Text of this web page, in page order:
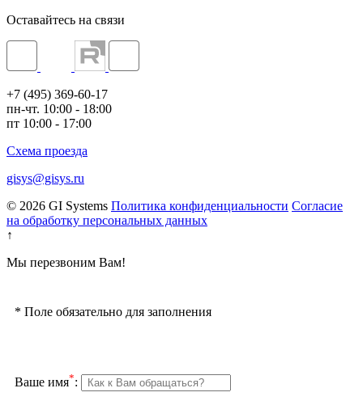
Оставайтесь на связи
+7 (495) 369-60-17
пн-чт. 10:00 - 18:00
пт 10:00 - 17:00
Схема проезда
gisys@gisys.ru
© 2026 GI Systems Политика конфиденциальности Согласие
на обработку персональных данных
↑
Мы перезвоним Вам!
* Поле обязательно для заполнения
Ваше имя*: